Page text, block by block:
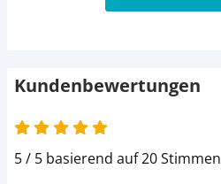
Kundenbewertungen
5 / 5 basierend auf 20 Stimmen